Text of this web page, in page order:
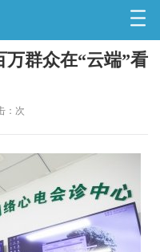
群众在“云端”看
： 次